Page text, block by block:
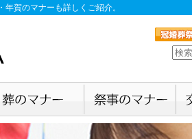
賀のマナーも詳しくご紹介。